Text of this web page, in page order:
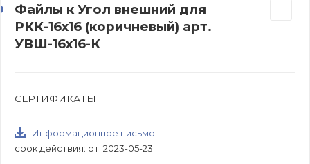
Файлы к Угол внешний для
РКК-16х16 (коричневый) арт.
УВШ-16х16-К
СЕРТИФИКАТЫ
Информационное письмо
срок действия: от: 2023-05-23